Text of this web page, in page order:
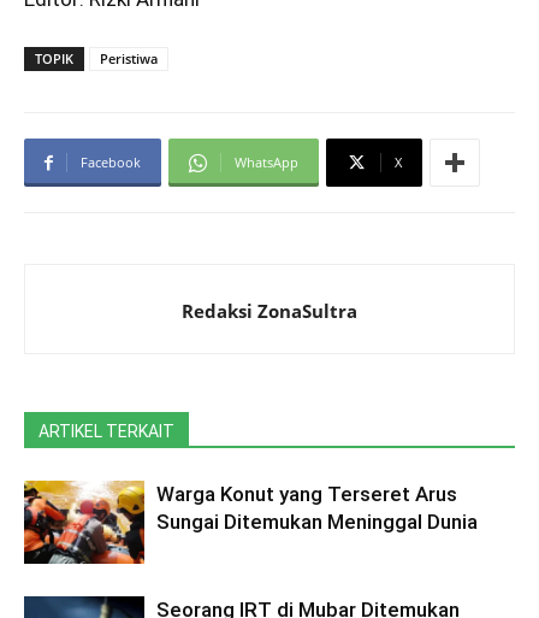
TOPIK Peristiwa
Facebook WhatsApp X
Redaksi ZonaSultra
ARTIKEL TERKAIT
Warga Konut yang Terseret Arus
Sungai Ditemukan Meninggal Dunia
Seorang IRT di Mubar Ditemukan